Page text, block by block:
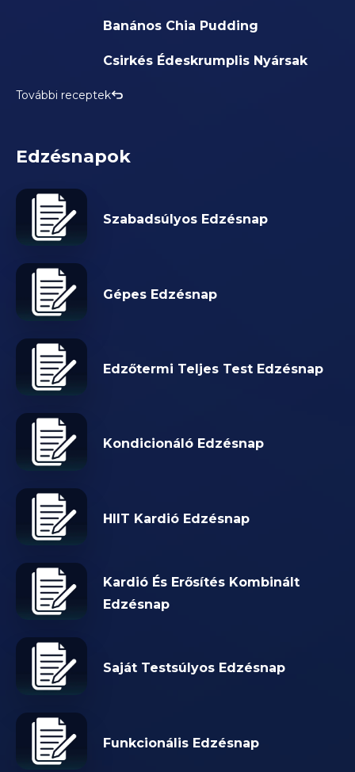
Banános Chia Pudding
Csirkés Édeskrumplis Nyársak
További receptek
Edzésnapok
Szabadsúlyos Edzésnap
Gépes Edzésnap
Edzőtermi Teljes Test Edzésnap
Kondicionáló Edzésnap
HIIT Kardió Edzésnap
Kardió És Erősítés Kombinált
Edzésnap
Saját Testsúlyos Edzésnap
Funkcionális Edzésnap